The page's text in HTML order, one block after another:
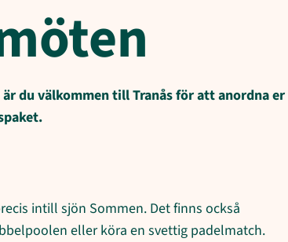
du välkommen till Tranås för att anordna er
intill sjön Sommen. Det finns också
eller köra en svettig padelmatch.